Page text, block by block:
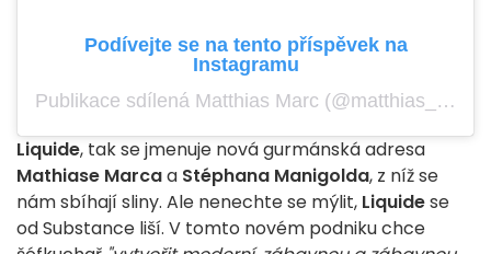
Podívejte se na tento příspěvek na
Instagramu
Publikace sdílená Matthias Marc (@matthias_marc)
Liquide, tak se jmenuje nová gurmánská adresa
Mathiase Marcaa Stéphana Manigolda, z níž se
nám sbíhají sliny. Ale nenechte se mýlit, Liquidese
od Substance liší. V tomto novém podniku chce